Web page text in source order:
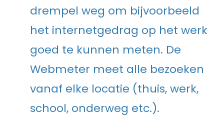
drempel weg om bijvoorbeeld
het internetgedrag op het werk
goed te kunnen meten. De
Webmeter meet alle bezoeken
vanaf elke locatie (thuis, werk,
school, onderweg etc.).